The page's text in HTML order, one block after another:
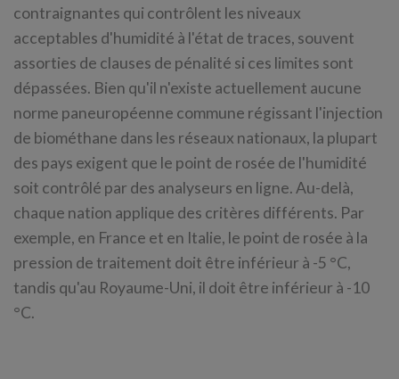
contraignantes qui contrôlent les niveaux
acceptables d'humidité à l'état de traces, souvent
assorties de clauses de pénalité si ces limites sont
dépassées. Bien qu'il n'existe actuellement aucune
norme paneuropéenne commune régissant l'injection
de biométhane dans les réseaux nationaux, la plupart
des pays exigent que le point de rosée de l'humidité
soit contrôlé par des analyseurs en ligne. Au-delà,
chaque nation applique des critères différents. Par
exemple, en France et en Italie, le point de rosée à la
pression de traitement doit être inférieur à -5 °C,
tandis qu'au Royaume-Uni, il doit être inférieur à -10
°C.